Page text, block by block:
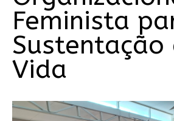
Feminista
Sustentação
Vida